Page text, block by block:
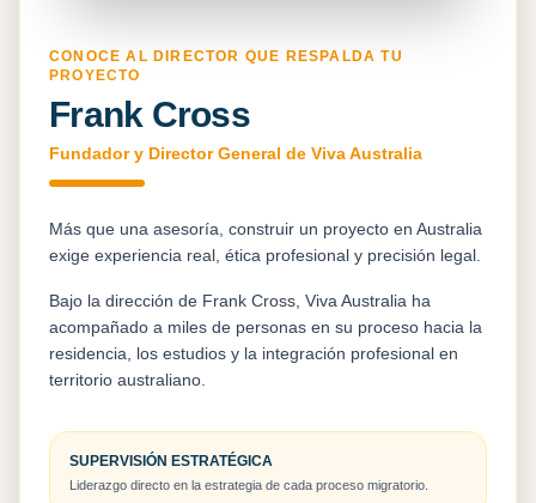
CONOCE AL DIRECTOR QUE RESPALDA TU
PROYECTO
Frank Cross
Fundador y Director General de Viva Australia
Más que una asesoría, construir un proyecto en Australia
exige experiencia real, ética profesional y precisión legal.
Bajo la dirección de Frank Cross, Viva Australia ha
acompañado a miles de personas en su proceso hacia la
residencia, los estudios y la integración profesional en
territorio australiano.
SUPERVISIÓN ESTRATÉGICA
Liderazgo directo en la estrategia de cada proceso migratorio.